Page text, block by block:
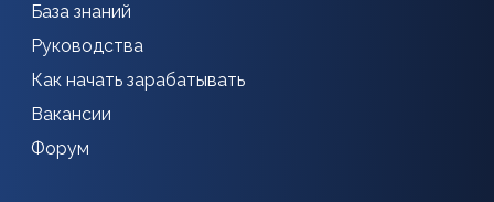
База знаний
Руководства
Как начать зарабатывать
Вакансии
Форум